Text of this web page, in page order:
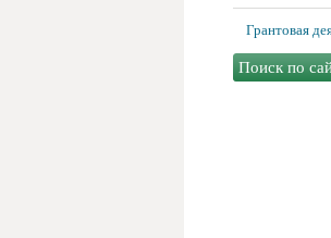
Грантовая